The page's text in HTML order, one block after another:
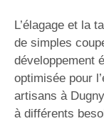
L’élagage et la
de simples
développement
optimisée pour
artisans à
à différents